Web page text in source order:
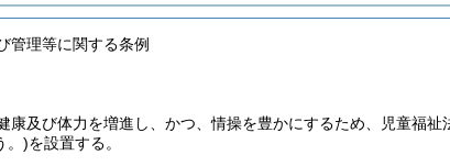
管理等に関する条例
康及び体力を増進し、かつ、情操を豊かにするため、児童福祉
。)を設置する。